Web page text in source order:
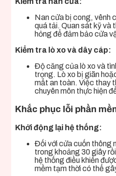
Nan cửa bị cong, vênh
quá tải. Quan sát kỹ và
hỏng để đảm bảo cửa
Kiểm tra lò xo và dây cáp:
Độ căng của lò xo và
trọng. Lò xo bị giãn
mất an toàn. Việc thay
chuyên môn thực hiện
Khắc phục lỗi phần
Khởi động lại hệ thống:
Đối với cửa cuốn thông
trong khoảng 30 giây
hệ thống điều khiển
mềm tạm thời có thể